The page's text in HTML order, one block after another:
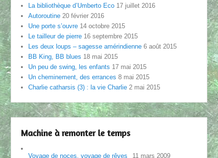
La bibliothèque d’Umberto Eco 17 juillet 2016
Autoroutine 20 février 2016
Une porte s’ouvre 14 octobre 2015
Le tailleur de pierre 16 septembre 2015
Les deux loups – sagesse amérindienne 6 août 2015
BB King, BB blues 18 mai 2015
Un peu de swing, les enfants 17 mai 2015
Un cheminement, des errances 8 mai 2015
Charlie catharsis (3) : la vie Charlie 2 mai 2015
Machine à remonter le temps
Voyage de noces, voyage de rêves 11 mars 2009